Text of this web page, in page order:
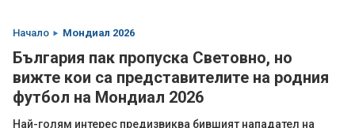
Начало Мондиал 2026
България пак пропуска Световно, но
вижте кои са представителите на родния
футбол на Мондиал 2026
Най-голям интерес предизвиква бившият нападател на